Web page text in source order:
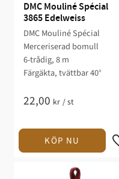
DMC Mouliné Spécial
3865 Edelweiss
DMC Mouliné Spécial
Merceriserad bomull
6-trådig, 8 m
Färgäkta, tvättbar 40°
22,00 kr /st